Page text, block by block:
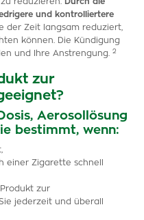
und kontrolliertere
der Zeit langsam reduziert,
können. Die Kündigung
und Ihre Anstrengung.
2
zur
Aerosollösung
bestimmt, wenn:
einer Zigarette schnell
zur
jederzeit und überall